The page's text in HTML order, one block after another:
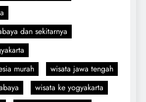
dan sekitarnya
murah
wisata jawa tengah
wisata ke yogyakarta